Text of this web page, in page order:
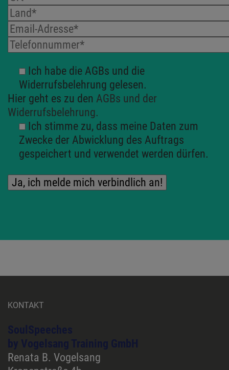
Ich habe die AGBs und die
Widerrufsbelehrung gelesen.
Hier geht es zu den AGBs und der
Widerrufsbelehrung.
Ich stimme zu, dass meine Daten zum
Zwecke der Abwicklung des Auftrags
gespeichert und verwendet werden dürfen.
KONTAKT
Renata B. Vogelsang